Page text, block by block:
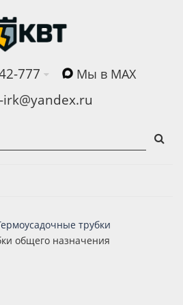
777 Мы в MAX
irk@yandex.ru
трубки
общего назначения